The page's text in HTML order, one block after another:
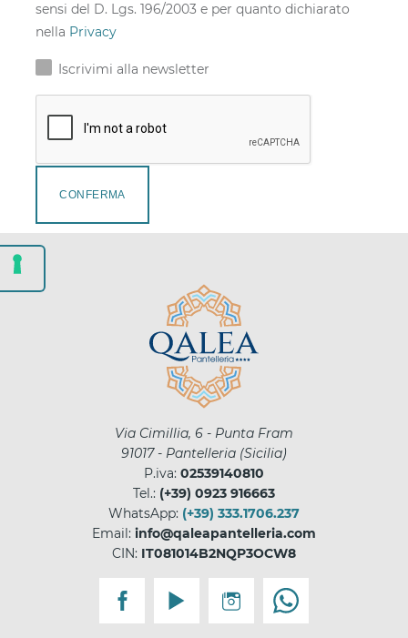
sensi del D. Lgs. 196/2003 e per quanto dichiarato
nella Privacy
Iscrivimi alla newsletter
CONFERMA
Via Cimillia, 6 - Punta Fram
91017- Pantelleria (Sicilia)
P.iva: 02539140810
Tel.: (+39) 0923 916663
WhatsApp: (+39) 333.1706.237
Email: info@qaleapantelleria.com
CIN: IT081014B2NQP3OCW8